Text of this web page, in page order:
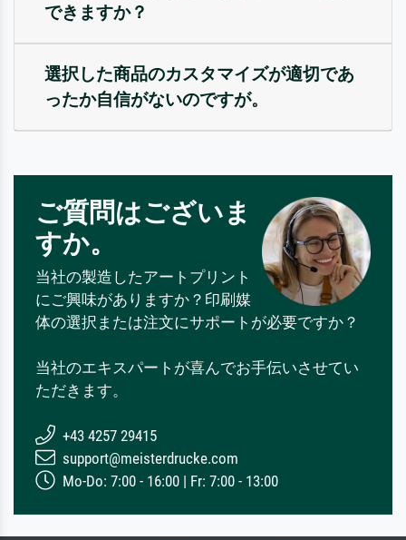
できますか？
選択した商品のカスタマイズが適切であ
ったか自信がないのですが。
ご質問はございま
すか。
当社の製造したアートプリント
にご興味がありますか？印刷媒
体の選択または注文にサポートが必要ですか？
当社のエキスパートが喜んでお手伝いさせてい
ただきます。
+43 4257 29415
support@meisterdrucke.com
Mo-Do: 7:00 - 16:00 | Fr: 7:00 - 13:00